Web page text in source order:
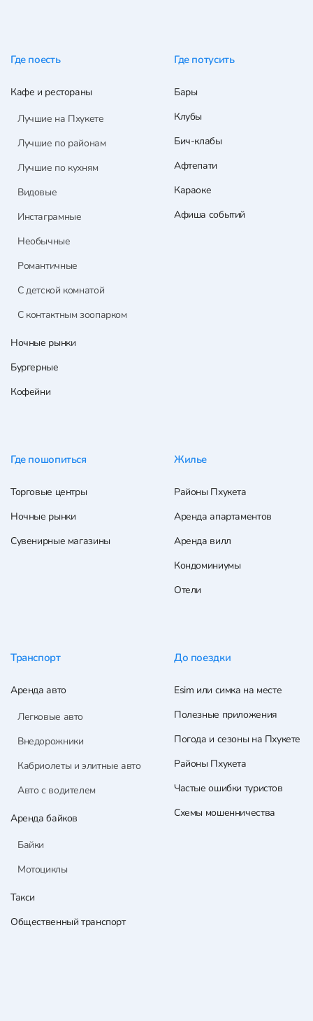
Где поесть
Кафе и рестораны
Лучшие на Пхукете
Лучшие по районам
Лучшие по кухням
Видовые
Инстаграмные
Необычные
Романтичные
С детской комнатой
С контактным зоопарком
Ночные рынки
Бургерные
Кофейни
Где потусить
Бары
Клубы
Бич-клабы
Афтепати
Караоке
Афиша событий
Где пошопиться
Торговые центры
Ночные рынки
Сувенирные магазины
Жилье
Районы Пхукета
Аренда апартаментов
Аренда вилл
Кондоминиумы
Отели
Транспорт
Аренда авто
Легковые авто
Внедорожники
Кабриолеты и элитные авто
Авто с водителем
Аренда байков
Байки
Мотоциклы
Такси
Общественный транспорт
До поездки
Esim или симка на месте
Полезные приложения
Погода и сезоны на Пхукете
Районы Пхукета
Частые ошибки туристов
Схемы мошенничества